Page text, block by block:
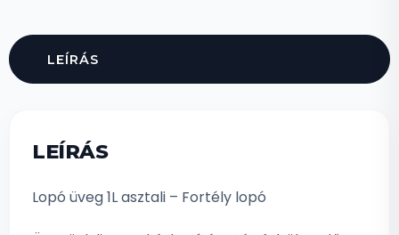
LEÍRÁS
LEÍRÁS
Lopó üveg 1L asztali – Fortély lopó